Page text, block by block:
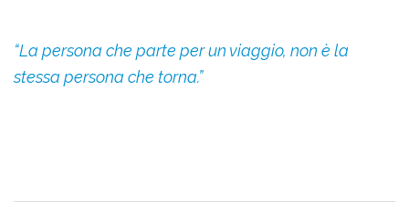
“La persona che parte per un viaggio, non è la
stessa persona che torna.”